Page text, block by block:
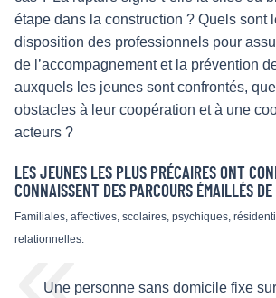
étape dans la construction ? Quels sont
disposition des professionnels pour
de l’accompagnement et la prévention
auxquels les jeunes sont confrontés,
obstacles à leur coopération et à une
acteurs ?
LES JEUNES LES PLUS PRÉCAIRES ONT
CONNAISSENT DES PARCOURS ÉMAILLÉS
Familiales, affectives, scolaires, psychiques,
relationnelles.
Une personne sans domicile fixe